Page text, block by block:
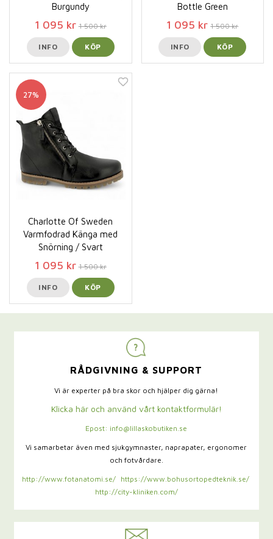
Burgundy
1 095 kr 1 500 kr
INFO KÖP
Bottle Green
1 095 kr 1 500 kr
INFO KÖP
27%
Charlotte Of Sweden
Varmfodrad Känga med
Snörning / Svart
1 095 kr 1 500 kr
INFO KÖP
RÅDGIVNING & SUPPORT
Vi är experter på bra skor och hjälper dig gärna!
Klicka här och använd vårt kontaktformulär!
Epost: info@lillaskobutiken.se
Vi samarbetar även med sjukgymnaster, naprapater, ergonomer
och fotvårdare.
http://www.fotanatomi.se/
https://www.bohusortopedteknik.se/
http://city-kliniken.com/